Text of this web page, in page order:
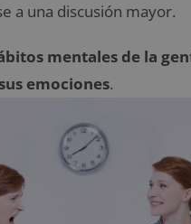
a una discusión mayor.
mentales de la
emociones.